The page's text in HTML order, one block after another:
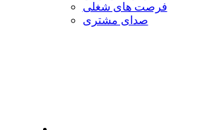
فرصت های شغلی
صدای مشتری